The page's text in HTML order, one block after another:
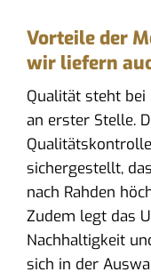
Vorteile der
wir liefern
Qualität steht bei
an erster Stelle.
sichergestellt,
nach Rahden
Zudem legt das
Nachhaltigkeit
sich in der